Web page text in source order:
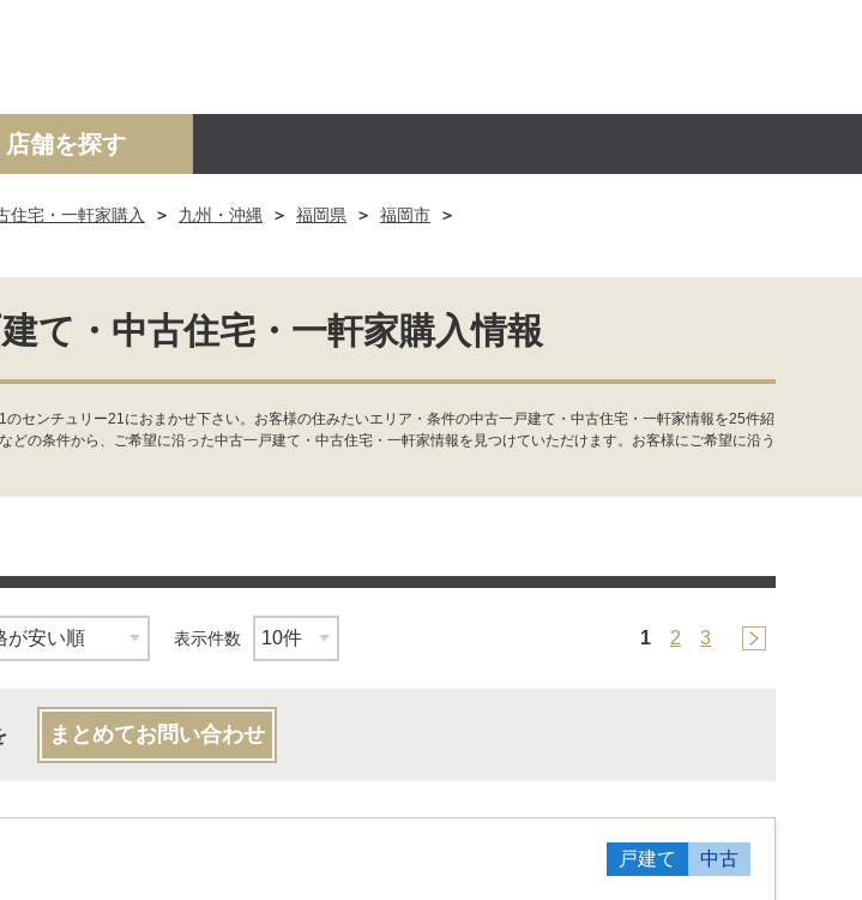
土地 事業投資用
店舗を探す
住宅・一軒家購入 九州・沖縄 福岡県
福岡市
て・中古住宅・一軒家購入情報
センチュリー21におまかせ下さい。お客様の住みたいエリア・条件の中古一戸建て・中古住宅・一軒家情報を25件紹
の条件から、ご希望に沿った中古一戸建て・中古住宅・一軒家情報を見つけていただけます。お客様にご希望に沿う
表示件数 1 2 3
まとめてお問い合わせ
戸建て 中古